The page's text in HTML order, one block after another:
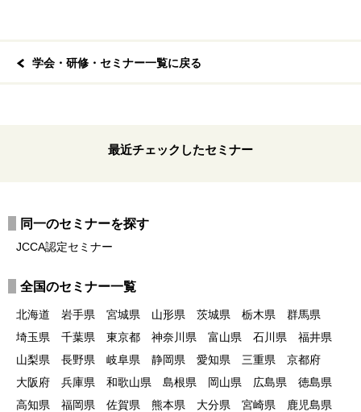
学会・研修・セミナー一覧に戻る
最近チェックしたセミナー
同一のセミナーを探す
JCCA認定セミナー
全国のセミナー一覧
北海道 岩手県 宮城県 山形県 茨城県 栃木県
群馬県
埼玉県
千葉県 東京都 神奈川県 富山県 石川県
福井県
山梨県
長野県 岐阜県 静岡県 愛知県 三重県
京都府
大阪府
兵庫県 和歌山県 島根県 岡山県 広島県
徳島県
高知県
福岡県 佐賀県 熊本県 大分県 宮崎県
鹿児島県